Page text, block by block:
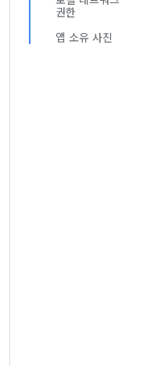
권한
앱 소유 사진